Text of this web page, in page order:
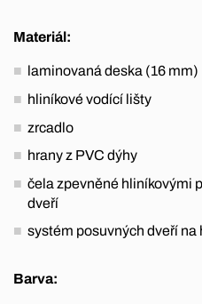
Materiál:
laminovaná deska (16 mm)
hliníkové vodící lišty
zrcadlo
hrany z PVC dýhy
čela zpevněné hliníkovými
dveří
systém posuvných dveří
Barva: